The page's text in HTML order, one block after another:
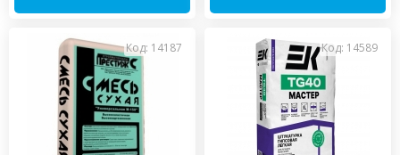
Код: 14187 Код: 14589